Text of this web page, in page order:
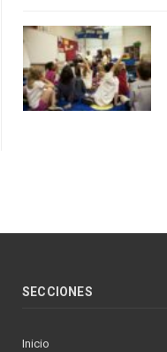
SECCIONES
Inicio